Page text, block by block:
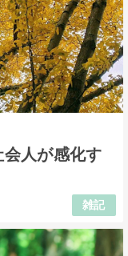
人が感化す
雑記